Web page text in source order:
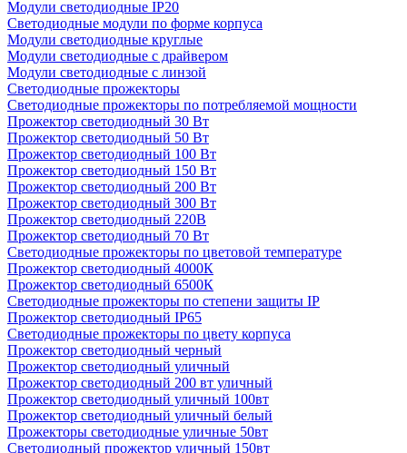
Модули светодиодные IP20
Светодиодные модули по форме корпуса
Модули светодиодные круглые
Модули светодиодные с драйвером
Модули светодиодные с линзой
Светодиодные прожекторы
Светодиодные прожекторы по потребляемой мощности
Прожектор светодиодный 30 Вт
Прожектор светодиодный 50 Вт
Прожектор светодиодный 100 Вт
Прожектор светодиодный 150 Вт
Прожектор светодиодный 200 Вт
Прожектор светодиодный 300 Вт
Прожектор светодиодный 220В
Прожектор светодиодный 70 Вт
Светодиодные прожекторы по цветовой температуре
Прожектор светодиодный 4000К
Прожектор светодиодный 6500К
Светодиодные прожекторы по степени защиты IP
Прожектор светодиодный IP65
Светодиодные прожекторы по цвету корпуса
Прожектор светодиодный черный
Прожектор светодиодный уличный
Прожектор светодиодный 200 вт уличный
Прожектор светодиодный уличный 100вт
Прожектор светодиодный уличный белый
Прожекторы светодиодные уличные 50вт
Светодиодный прожектор уличный 150вт